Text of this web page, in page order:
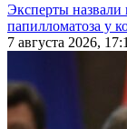
Эксперты
папилломатоза у
7 августа 2026,